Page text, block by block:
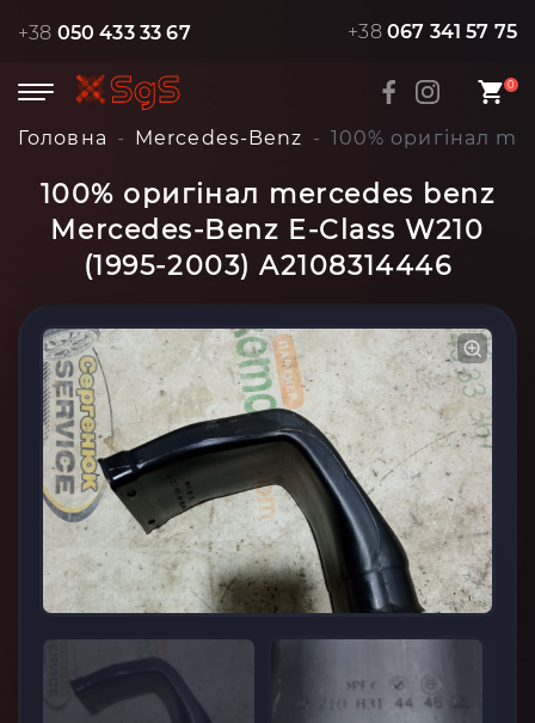
+38 050 433 33 67 +38 067 341 57 75
0
Головна Mercedes-Benz 100% оригінал
100% оригінал mercedes benz
Mercedes-Benz E-Class W210
(1995-2003) A2108314446